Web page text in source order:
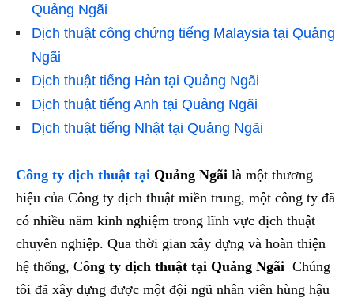
Quảng Ngãi
Dịch thuật công chứng tiếng Malaysia tại Quảng
Ngãi
Dịch thuật tiếng Hàn tại Quảng Ngãi
Dịch thuật tiếng Anh tại Quảng Ngãi
Dịch thuật tiếng Nhật tại Quảng Ngãi
Công ty dịch thuật tại Quảng Ngãi là một thương
hiệu của Công ty dịch thuật miền trung, một công ty đã
có nhiều năm kinh nghiệm trong lĩnh vực dịch thuật
chuyên nghiệp. Qua thời gian xây dựng và hoàn thiện
hệ thống, Công ty dịch thuật tại Quảng Ngãi Chúng
tôi đã xây dựng được một đội ngũ nhân viên hùng hậu